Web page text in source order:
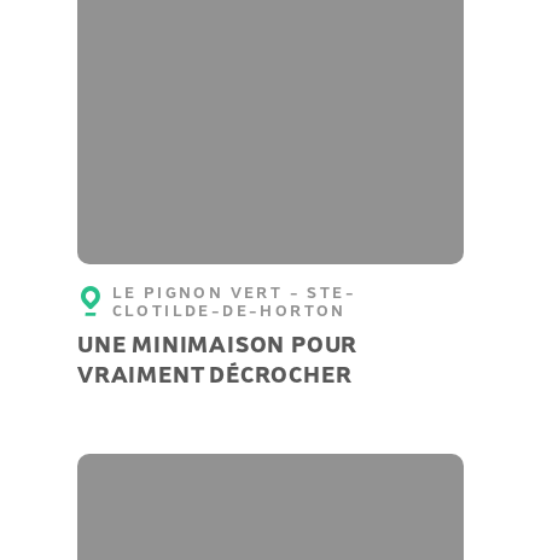
LE PIGNON VERT - STE-
CLOTILDE-DE-HORTON
UNE MINIMAISON POUR
VRAIMENT DÉCROCHER